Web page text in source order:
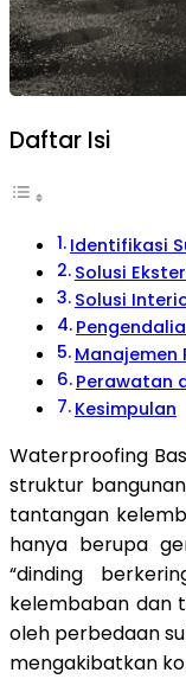
Daftar Isi
Identifikasi
Solusi
Solusi
Manajemen
Perawatan
Kesimpulan
Waterproofing
struktur
tantangan
hanya berupa
“dinding
kelembaban dan
oleh perbedaan
mengakibatkan